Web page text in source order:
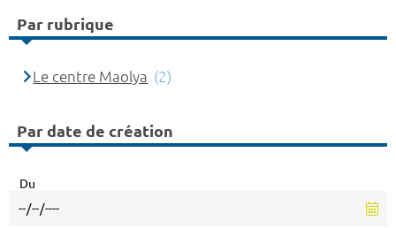
Par rubrique
Le centre Maolya (2)
Par date de création
Du